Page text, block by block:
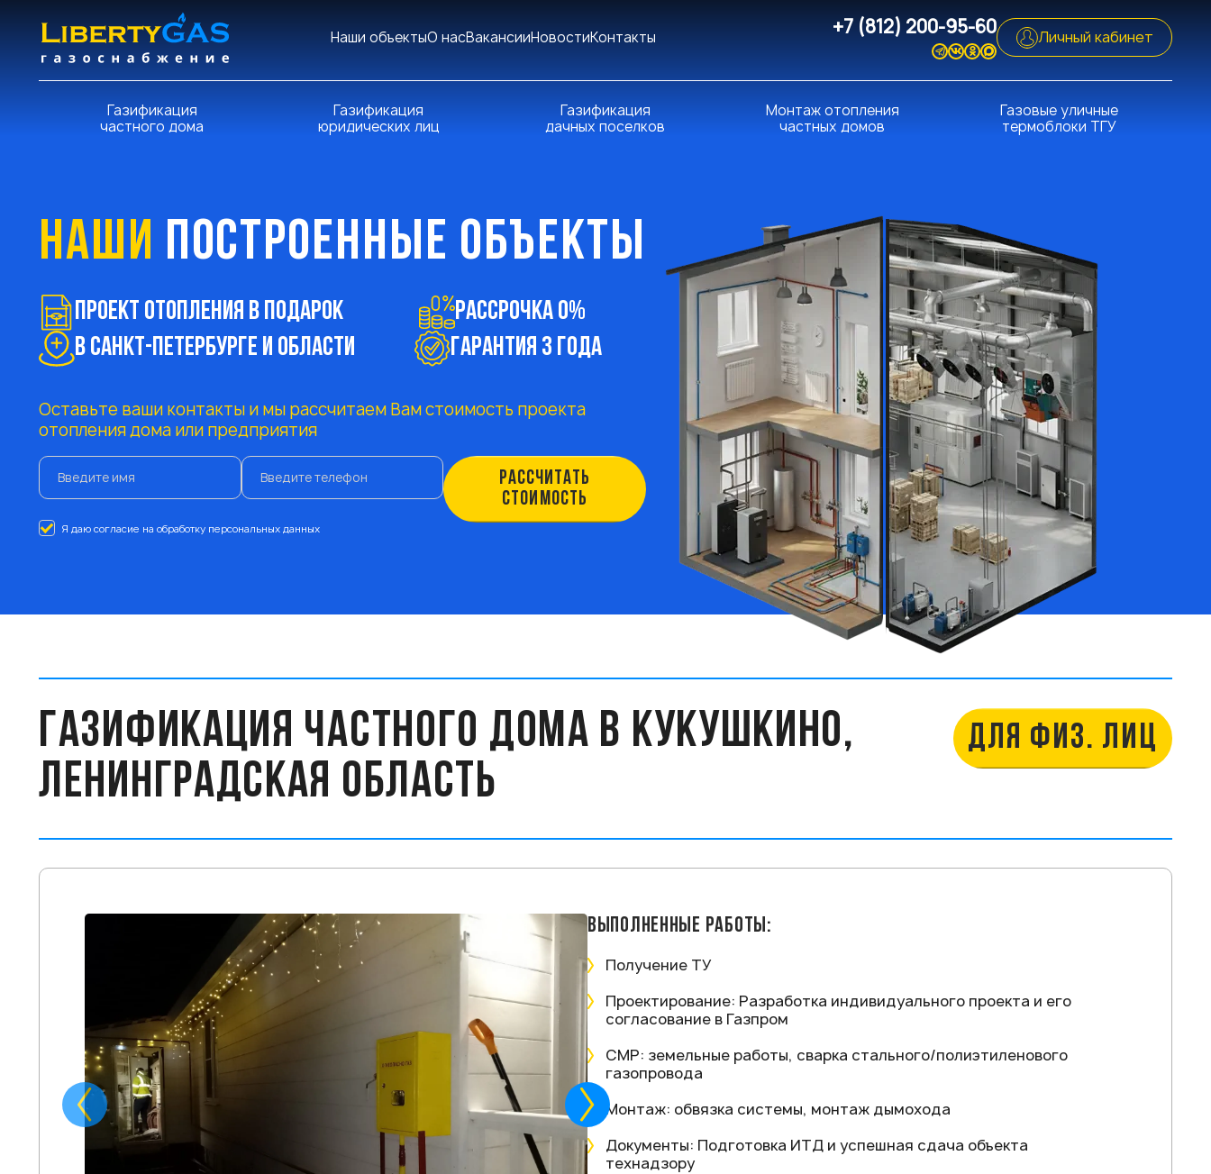
Наши объектыО насВакансииНовостиКонтакты +7 (812) 200-95-60 Личный кабинет
Газификация
частного дома
Газификация
юридических лиц
Газификация
дачных поселков
Монтаж отопления
частных домов
Газовые уличные
термоблоки ТГУ
НАШИ ПОСТРОЕННЫЕ ОБЪЕКТЫ
Проект ОТОПЛЕНИЯ в подарок
Рассрочка 0%
В Санкт-Петербурге и области
ГАРАНТИЯ 3 ГОДА
Оставьте ваши контакты и мы рассчитаем Вам стоимость проекта
отопления дома или предприятия
РАССЧИТАТЬ
СТОИМОСТЬ
Я даю согласие на обработку персональных данных
ГАЗИФИКАЦИЯ ЧАСТНОГО ДОМА В КУКУШКИНО,
ЛЕНИНГРАДСКАЯ ОБЛАСТЬ
ДЛЯ ФИЗ. ЛИЦ
ВЫПОЛНЕННЫЕ РАБОТЫ:
Получение ТУ
Проектирование: Разработка индивидуального проекта и его
согласование в Газпром
СМР: земельные работы, сварка стального/полиэтиленового
газопровода
Монтаж: обвязка системы, монтаж дымохода
Документы: Подготовка ИТД и успешная сдача объекта
технадзору